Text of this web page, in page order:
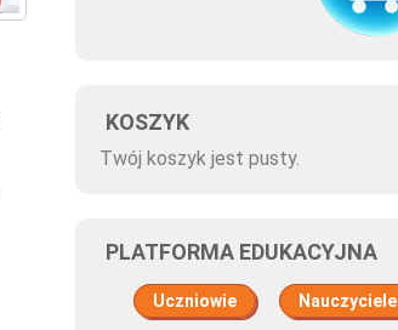
KOSZYK
Twój koszyk jest pusty.
PLATFORMA EDUKACYJNA
Uczniowie Nauczyciele